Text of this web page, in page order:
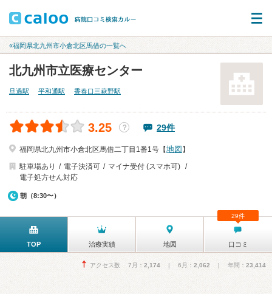
«福岡県北九州市小倉北区馬借の一覧へ
北九州市立医療センター
旦過駅 平和通駅 香春口三萩野駅
3.25 ？ 29件
福岡県北九州市小倉北区馬借二丁目1番1号【地図 】
駐車場あり
電子決済可
マイナ受付 (スマホ可)
電子処方せん対応
朝（8:30〜）
TOP 治療実績 地図 口コミ
29件
アクセス数 7月： 2,174 | 6月： 2,062 | 年間： 23,414